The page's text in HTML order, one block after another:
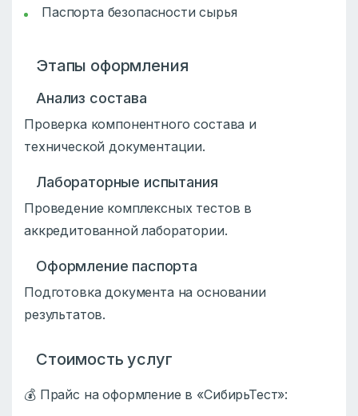
Паспорта безопасности сырья
Этапы оформления
Анализ состава
Проверка компонентного состава и
технической документации.
Лабораторные испытания
Проведение комплексных тестов в
аккредитованной лаборатории.
Оформление паспорта
Подготовка документа на основании
результатов.
Стоимость услуг
💰 Прайс на оформление в «СибирьТест»: